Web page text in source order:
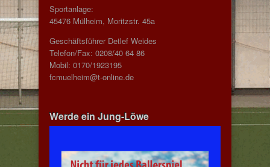
Sportanlage:
45476 Mülheim, Moritzstr. 45a
Geschäftsführer Detlef Weides
Telefon/Fax: 0208/40 64 86
Mobil: 0170/1923195
fcmuelheim@t-online.de
Werde ein Jung-Löwe